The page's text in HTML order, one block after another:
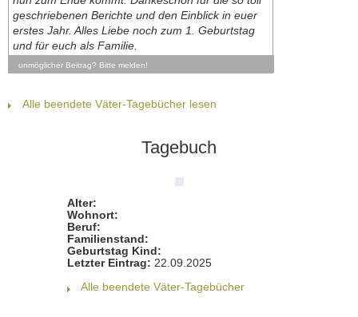
geschriebenen Berichte und den Einblick in euer
erstes Jahr. Alles Liebe noch zum 1. Geburtstag
und für euch als Familie.
unmöglicher Beitrag? Bitte melden!
Alle beendete Väter-Tagebücher lesen
Tagebuch
Alter:
Wohnort:
Beruf:
Familienstand:
Geburtstag Kind:
Letzter Eintrag: 22.09.2025
Alle beendete Väter-Tagebücher